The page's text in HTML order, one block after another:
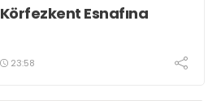
Esnafına
23:58